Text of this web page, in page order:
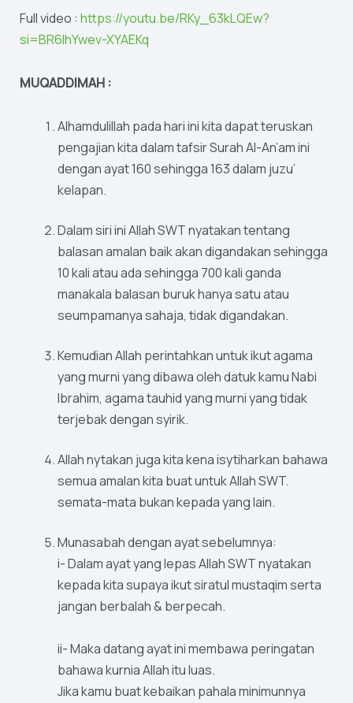
Full video : https://youtu.be/RKy_63kLQEw?
si=BR6lhYwev-XYAEKq
MUQADDIMAH :
Alhamdulillah pada hari ini kita dapat teruskan
pengajian kita dalam tafsir Surah Al-An’am ini
dengan ayat 160 sehingga 163 dalam juzu’
kelapan.
Dalam siri ini Allah SWT nyatakan tentang
balasan amalan baik akan digandakan sehingga
10 kali atau ada sehingga 700 kali ganda
manakala balasan buruk hanya satu atau
seumpamanya sahaja, tidak digandakan.
Kemudian Allah perintahkan untuk ikut agama
yang murni yang dibawa oleh datuk kamu Nabi
Ibrahim, agama tauhid yang murni yang tidak
terjebak dengan syirik.
Allah nytakan juga kita kena isytiharkan bahawa
semua amalan kita buat untuk Allah SWT.
semata-mata bukan kepada yang lain.
Munasabah dengan ayat sebelumnya:
i- Dalam ayat yang lepas Allah SWT nyatakan
kepada kita supaya ikut siratul mustaqim serta
jangan berbalah & berpecah.
ii- Maka datang ayat ini membawa peringatan
bahawa kurnia Allah itu luas.
Jika kamu buat kebaikan pahala minimunnya